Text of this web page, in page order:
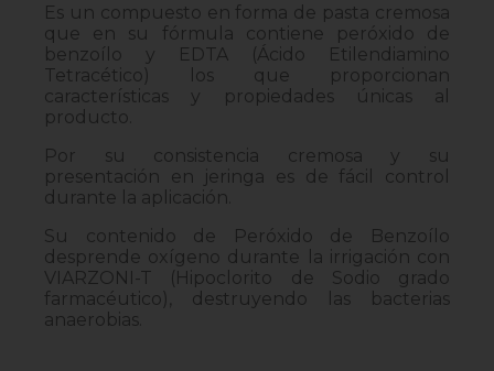
Es un compuesto en forma de pasta cremosa
que en su fórmula contiene peróxido de
benzoílo y EDTA (Ácido Etilendiamino
Tetracético) los que proporcionan
características y propiedades únicas al
producto.
Por su consistencia cremosa y su
presentación en jeringa es de fácil control
durante la aplicación.
Su contenido de Peróxido de Benzoílo
desprende oxígeno durante la irrigación con
VIARZONI-T (Hipoclorito de Sodio grado
farmacéutico), destruyendo las bacterias
anaerobias.